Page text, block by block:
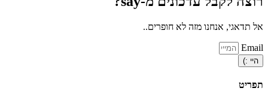
אל תדאגי, אנחנו מזה לא חופרים..
Email
היי :)
תפריט